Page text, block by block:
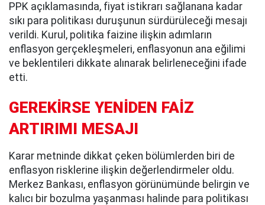
PPK açıklamasında, fiyat istikrarı sağlanana kadar
sıkı para politikası duruşunun sürdürüleceği mesajı
verildi. Kurul, politika faizine ilişkin adımların
enflasyon gerçekleşmeleri, enflasyonun ana eğilimi
ve beklentileri dikkate alınarak belirleneceğini ifade
etti.
GEREKİRSE YENİDEN FAİZ
ARTIRIMI MESAJI
Karar metninde dikkat çeken bölümlerden biri de
enflasyon risklerine ilişkin değerlendirmeler oldu.
Merkez Bankası, enflasyon görünümünde belirgin ve
kalıcı bir bozulma yaşanması halinde para politikası